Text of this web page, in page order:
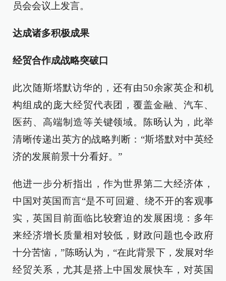
员会会议上发言。
达成诸多积极成果
经贸合作成战略突破口
此次随斯塔默访华的，还有由50余家英企和机
构组成的庞大经贸代表团，覆盖金融、汽车、
医药、高端制造等关键领域。陈旸认为，此举
清晰传递出英方的战略判断：“斯塔默对中英经
济的发展前景十分看好。”
他进一步分析指出，作为世界第二大经济体，
中国对英国而言“是不可回避、绕不开的客观事
实，英国目前面临比较窘迫的发展困境：多年
来经济增长质量相对较低，财政问题也令政府
十分苦恼，”陈旸认为，“在此背景下，发展对华
经贸关系，尤其是搭上中国发展快车，对英国